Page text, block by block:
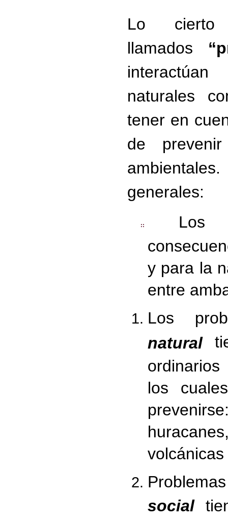
Lo
llamados
naturales
tener en
de
generales:
Los
y para la
entre
Los
natural
los
social